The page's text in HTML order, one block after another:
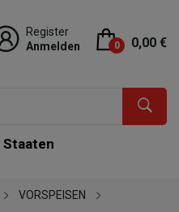
Register
Anmelden
0 0,00 €
VORSPEISEN